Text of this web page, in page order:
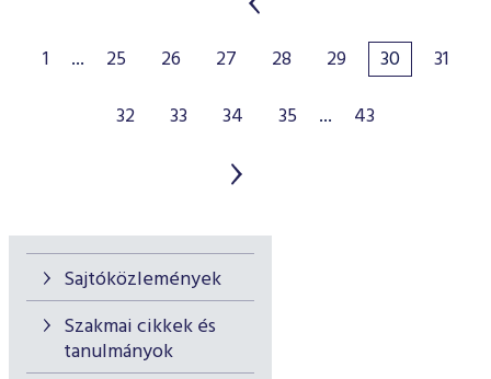
Sajtóközlemények
Szakmai cikkek és
tanulmányok
1 ... 25 26 27 28 29 30
31
32
33 34 35 ... 43